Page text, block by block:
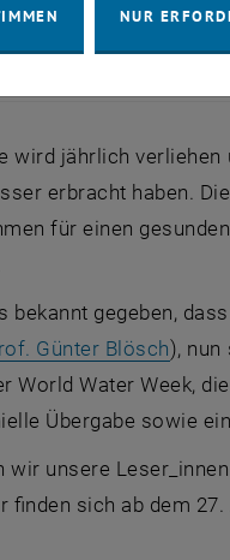
wird jährlich verliehen
erbracht haben.
für einen
bekannt gegeben,
Günter Blösch), nun
World Water Week,
Übergabe sowie
wir unsere
finden sich ab dem
NUR